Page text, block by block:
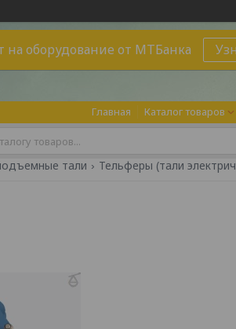
на оборудование от МТБанка
Главная Каталог товаров
тали Тельферы (тали